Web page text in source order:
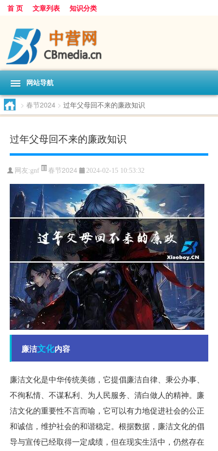
首 页 文章列表 知识分类
网站导航
> 春节2024 > 过年父母回不来的廉政知识
过年父母回不来的廉政知识
网友:gnf 春节2024 2024-02-15 10:53:32
廉洁文化内容
廉洁文化是中华传统美德，它提倡廉洁自律、秉公办事、
不徇私情、不谋私利、为人民服务、清白做人的精神。廉
洁文化的重要性不言而喻，它可以有力地促进社会的公正
和诚信，维护社会的和谐稳定。 根据数据 ，廉洁文化的倡
导与宣传已经取得一定成绩，但在现实生活中，仍然存在